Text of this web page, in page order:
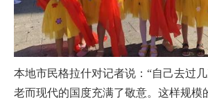
本地市民格拉什对记者说：“自己去过
老而现代的国度充满了敬意。这样规模